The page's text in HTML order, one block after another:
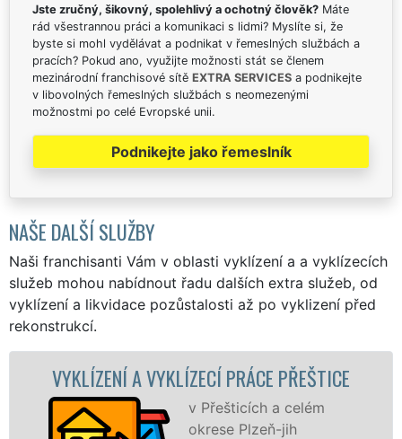
Jste zručný, šikovný, spolehlivý a ochotný člověk? Máte
rád všestrannou práci a komunikaci s lidmi? Myslíte si, že
byste si mohl vydělávat a podnikat v řemeslných službách a
pracích? Pokud ano, využijte možnosti stát se členem
mezinárodní franchisové sítě EXTRA SERVICES a podnikejte
v libovolných řemeslných službách s neomezenými
možnostmi po celé Evropské unii.
Podnikejte jako řemeslník
NAŠE DALŠÍ SLUŽBY
Naši franchisanti Vám v oblasti vyklízení a a vyklízecích
služeb mohou nabídnout řadu dalších extra služeb, od
vyklízení a likvidace pozůstalosti až po vyklizení před
rekonstrukcí.
PRÁCE PŘEŠTICE
v Přešticích a celém
okrese Plzeň-jih
VYKLÍZECÍ